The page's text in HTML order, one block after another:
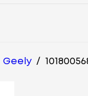
Geely /